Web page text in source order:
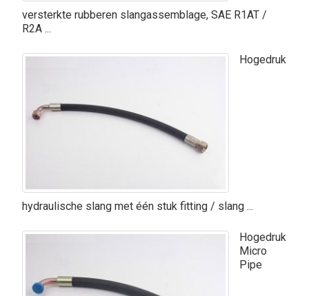
versterkte rubberen slangassemblage, SAE R1AT /
R2A ...
Hogedruk
hydraulische slang met één stuk fitting / slang ...
Hogedruk
Micro
Pipe